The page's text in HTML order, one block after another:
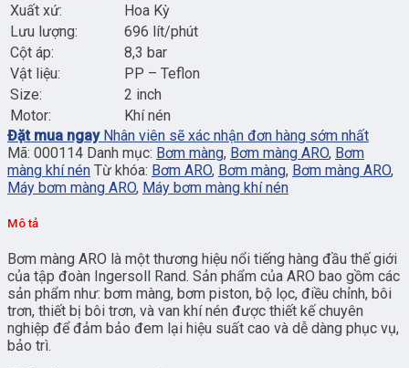
Xuất xứ:
Hoa Kỳ
Lưu lượng:
696 lít/phút
Cột áp:
8,3 bar
Vật liệu:
PP – Teflon
Size:
2 inch
Motor:
Khí nén
Đặt mua ngay Nhân viên sẽ xác nhận đơn hàng sớm nhất
Mã: 000114 Danh mục: Bơm màng, Bơm màng ARO, Bơm
màng khí nén Từ khóa: Bơm ARO, Bơm màng, Bơm màng ARO,
Máy bơm màng ARO, Máy bơm màng khí nén
Mô tả
Bơm màng ARO là một thương hiệu nổi tiếng hàng đầu thế giới
của tập đoàn Ingersoll Rand. Sản phẩm của ARO bao gồm các
sản phẩm như: bơm màng, bơm piston, bộ lọc, điều chỉnh, bôi
trơn, thiết bị bôi trơn, và van khí nén được thiết kế chuyên
nghiệp để đảm bảo đem lại hiệu suất cao và dễ dàng phục vụ,
bảo trì.